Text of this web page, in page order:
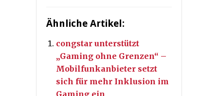
Ähnliche Artikel:
congstar unterstützt
„Gaming ohne Grenzen“ –
Mobilfunkanbieter setzt
sich für mehr Inklusion im
Gaming ein